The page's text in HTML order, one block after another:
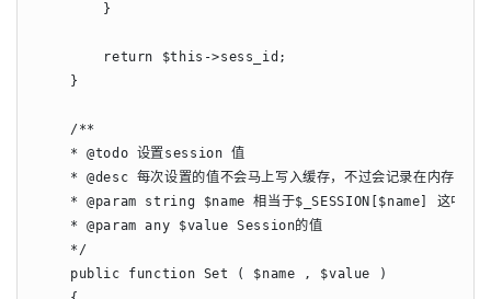
        }
        return $this->sess_id;
    }
    /**
    * @todo 设置session 值
* @desc 每次设置的值不会马上写入缓存，不过会记录在内存中，
* @param string $name 相当于$_SESSION[$name] 这中间的
    * @param any $value Session的值
    */
    public function Set ( $name , $value )